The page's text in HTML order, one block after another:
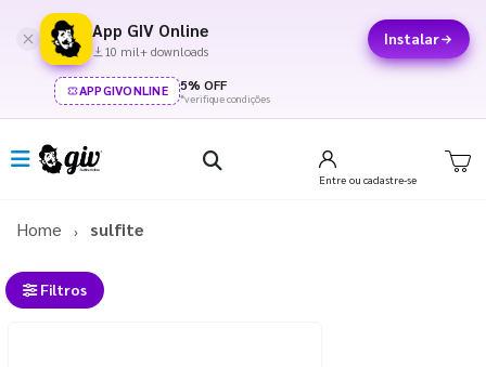
App GIV Online
10 mil+ downloads
Instalar
APPGIVONLINE 5% OFF
*verifique condições
Entre ou cadastre-se
Home sulfite
Filtros